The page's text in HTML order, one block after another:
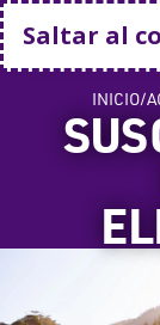
Saltar al
INICIO